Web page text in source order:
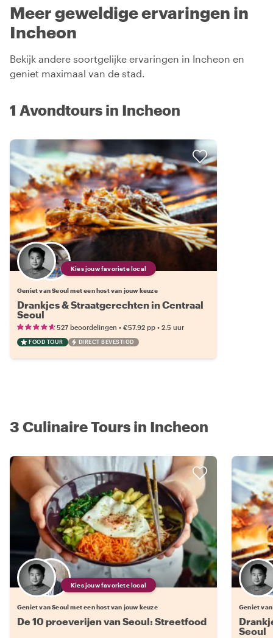
Meer geweldige ervaringen in
Incheon
Bekijk andere soortgelijke ervaringen in Incheon en
geniet maximaal van de stad.
1 Avondtours in Incheon
Kies jouw favoriete local
Geniet van Seoul met een host van jouw keuze
Drankjes & Straatgerechten in Centraal
Seoul
527 beoordelingen • €57.92 pp • 2.5 uur
FOOD TOUR DIRECT BEVESTIGD
3 Culinaire Tours in Incheon
Kies jouw favoriete local
Geniet van Seoul met een host van jouw keuze
De 10 proeverijen van Seoul: Streetfood
Geniet
Seoul